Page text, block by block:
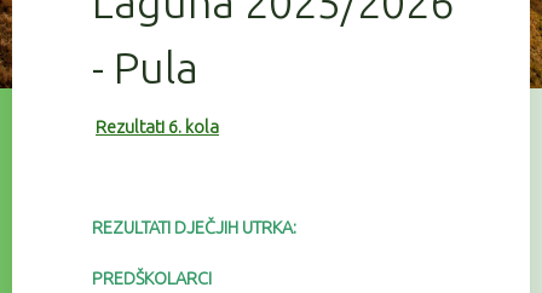
- Pula
Rezultati 6. kola
REZULTATI DJEČJIH UTRKA:
PREDŠKOLARCI